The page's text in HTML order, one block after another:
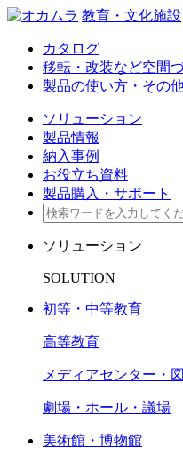
教育・文化施設
カタログ
移転・改装など空間
製品の使い方・その
ソリューション
製品情報
納入事例
お役立ち資料
製品購入・サポート
ソリューション
SOLUTION
初等・中等教育
高等教育
メディアセンター・
劇場・ホール・議場
美術館・博物館